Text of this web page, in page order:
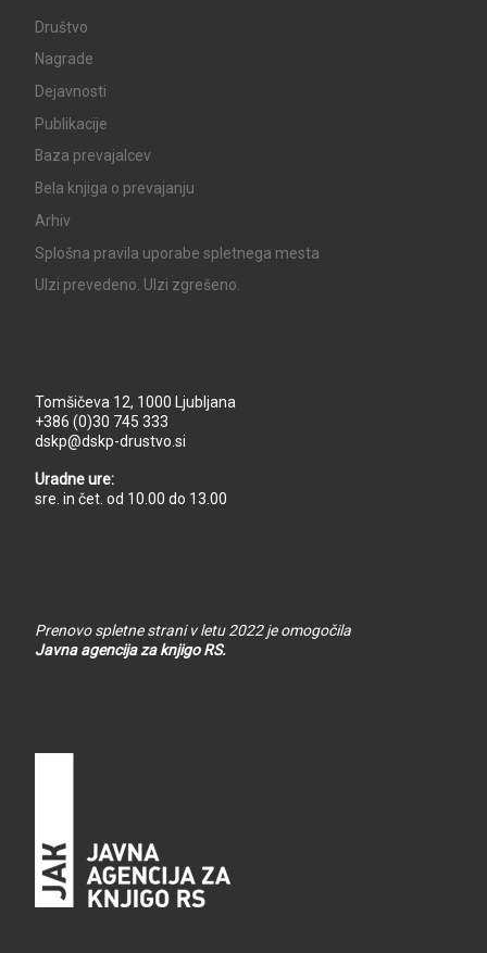
Društvo
Nagrade
Dejavnosti
Publikacije
Baza prevajalcev
Bela knjiga o prevajanju
Arhiv
Splošna pravila uporabe spletnega mesta
UIzi prevedeno. UIzi zgrešeno.
Tomšičeva 12, 1000 Ljubljana
+386 (0)30 745 333
dskp@dskp-drustvo.si
Uradne ure:
sre. in čet. od 10.00 do 13.00
Prenovo spletne strani v letu 2022 je omogočila
Javna agencija za knjigo RS.